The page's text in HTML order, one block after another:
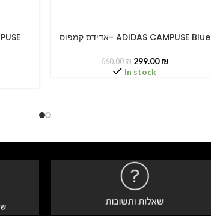
SELECT OPTIONSאדידס קמפוס- ADIDAS CAMPUSE Blue
660.00₪ 299.00₪
In stock